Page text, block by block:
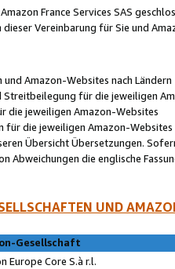
France Services SAS
Vereinbarung für Sie und
Amazon-Websites nach Ländern
Streitbeilegung für die jeweiligen
die jeweiligen Amazon-Websites
für die jeweiligen Amazon-Websites
Übersicht Übersetzungen.
Abweichungen die englische
UND
Gesellschaft
Europe Core S.à r.l.